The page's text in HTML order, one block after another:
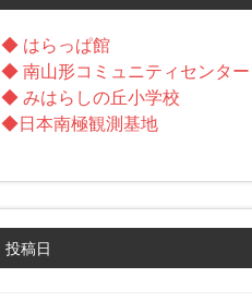
◆ はらっぱ館
◆ 南山形コミュニティセンター
◆ みはらしの丘小学校
◆日本南極観測基地
投稿日